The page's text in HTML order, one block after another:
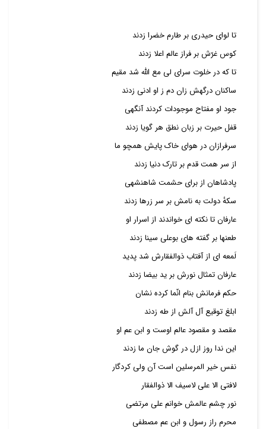
تا لوای حیدری بر طارم خضرا زدند
کوس غرّش بر فراز عالم اعلا زدند
تا که در خلوت سرای لی مع الله شد مقیم
ساکنان درگهش زان دم ز او ادنی زدند
جود او مفتاح موجودات کردند آنگهی
قفل حیرت بر زبان نطق هر گویا زدند
سرفرازان در هوای خاک پایش همچو ما
از سر همت قدم بر تارک دنیا زدند
پادشاهان از برای حشمت شاهنشهی
سکهٔ دولت به نامش بر سر زرها زدند
عارفان تا نکته ای خواندند از اسرار او
طعنها بر گفته های بوعلی سینا زدند
لَمعه ای از آفتاب ذوالفقارش شد پدید
عارفان تمثال نورش بر ید بیضا زدند
حکم فرمانش بنام انّما کرده نشان
ابلغ توقیع آل آلش از طه زدند
مقصد و مقصود عالم اوست و ابن عم او
این ندا روز ازل در گوش جان ما زدند
نفس خیر المرسلین است آن ولی کردگار
لافتی الا علی لاسیف الا ذوالفقار
نور چشم عالمش خوانم علی مرتضی
محرم راز رسول و ابن عم مصطفی